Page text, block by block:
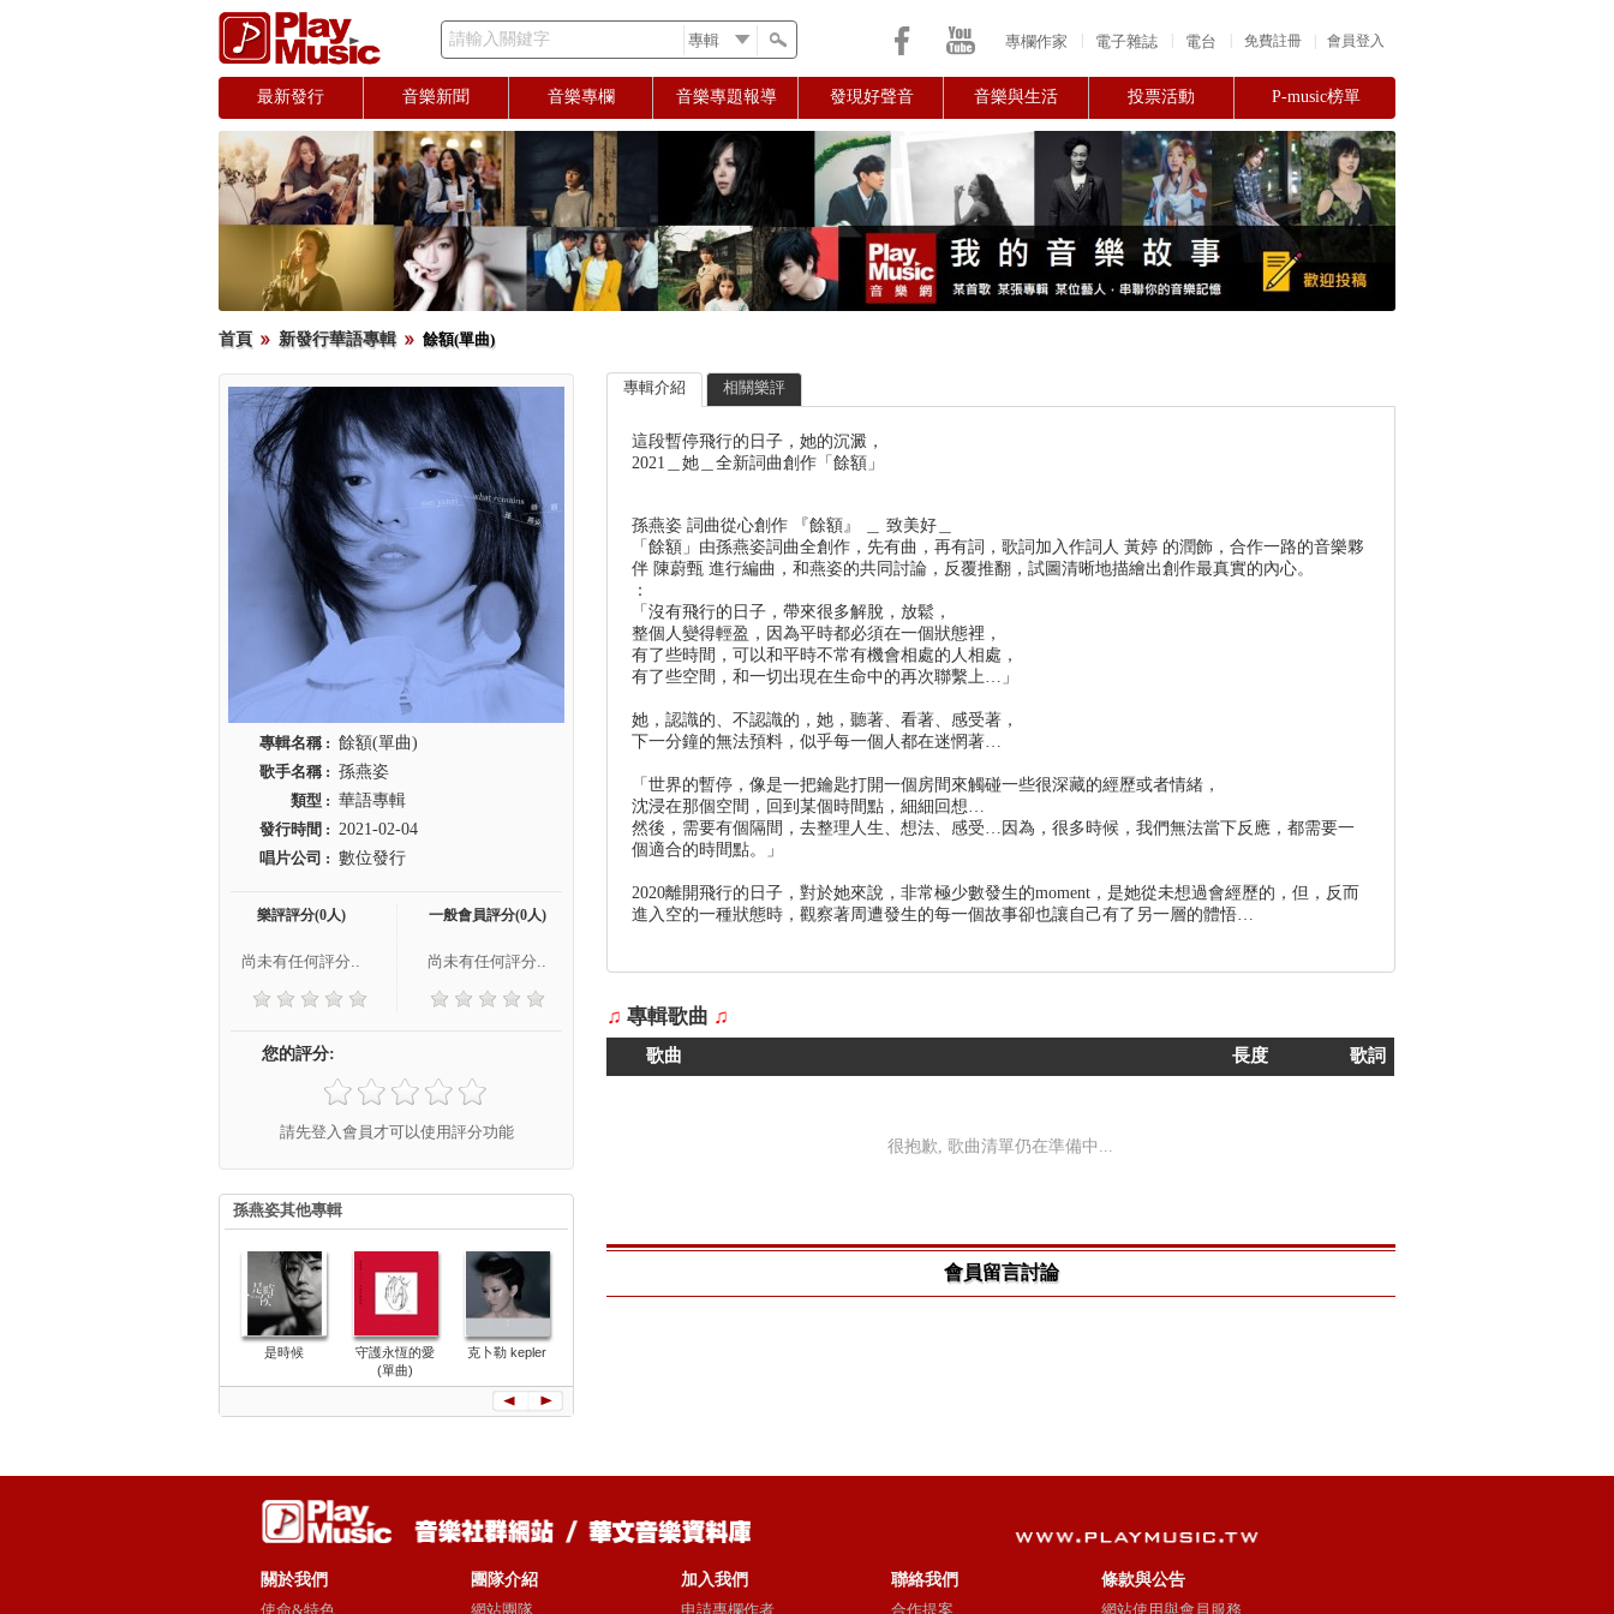
請輸入關鍵字 會員登入
免費註冊
專欄作家 電子雜誌 電台
最新發行 音樂新聞 音樂專欄 音樂專題報導 發現好聲音 音樂與生活 投票活動 P-music榜單
首頁 新發行華語專輯 餘額(單曲)
專輯名稱 : 餘額(單曲)
歌手名稱 : 孫燕姿
類型 : 華語專輯
發行時間 : 2021-02-04
唱片公司 : 數位發行
樂評評分(0人)
尚未有任何評分..
一般會員評分(0人)
尚未有任何評分..
您的評分:
請先登入會員才可以使用評分功能
孫燕姿其他專輯
是時候
守護永恆的愛
(單曲)
克卜勒 kepler
專輯介紹 相關樂評
這段暫停飛行的日子，她的沉澱，
2021＿她＿全新詞曲創作「餘額」
孫燕姿 詞曲從心創作 『餘額』 ＿ 致美好＿
「餘額」由孫燕姿詞曲全創作，先有曲，再有詞，歌詞加入作詞人 黃婷 的潤飾，合作一路的音樂夥
伴 陳蔚甄 進行編曲，和燕姿的共同討論，反覆推翻，試圖清晰地描繪出創作最真實的內心。
：
「沒有飛行的日子，帶來很多解脫，放鬆，
整個人變得輕盈，因為平時都必須在一個狀態裡，
有了些時間，可以和平時不常有機會相處的人相處，
有了些空間，和一切出現在生命中的再次聯繫上…」
她，認識的、不認識的，她，聽著、看著、感受著，
下一分鐘的無法預料，似乎每一個人都在迷惘著…
「世界的暫停，像是一把鑰匙打開一個房間來觸碰一些很深藏的經歷或者情緒，
沈浸在那個空間，回到某個時間點，細細回想…
然後，需要有個隔間，去整理人生、想法、感受…因為，很多時候，我們無法當下反應，都需要一
個適合的時間點。」
2020離開飛行的日子，對於她來說，非常極少數發生的moment，是她從未想過會經歷的，但，反而
進入空的一種狀態時，觀察著周遭發生的每一個故事卻也讓自己有了另一層的體悟…
♫ 專輯歌曲 ♫
歌曲 長度 歌詞
很抱歉, 歌曲清單仍在準備中...
會員留言討論
關於我們
使命&特色
團隊介紹
網站團隊
加入我們
申請專欄作者
聯絡我們
合作提案
條款與公告
網站使用與會員服務